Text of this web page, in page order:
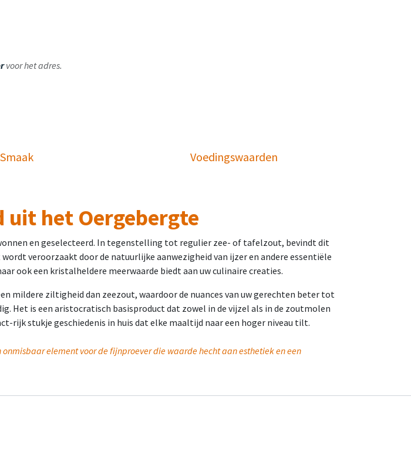
voor het adres.
Smaak Voedingswaarden
uit het Oergebergte
en geselecteerd. In tegenstelling tot regulier zee- of tafelzout, bevindt dit
veroorzaakt door de natuurlijke aanwezigheid van ijzer en andere essentiële
ook een kristalheldere meerwaarde biedt aan uw culinaire creaties.
mildere ziltigheid dan zeezout, waardoor de nuances van uw gerechten beter tot
Het is een aristocratisch basisproduct dat zowel in de vijzel als in de zoutmolen
rijk stukje geschiedenis in huis dat elke maaltijd naar een hoger niveau tilt.
element voor de fijnproever die waarde hecht aan esthetiek en een